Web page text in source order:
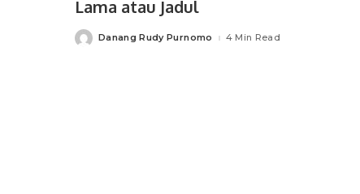
Lama atau Jadul
PostedDanang Rudy Purnomo 4 Min Read